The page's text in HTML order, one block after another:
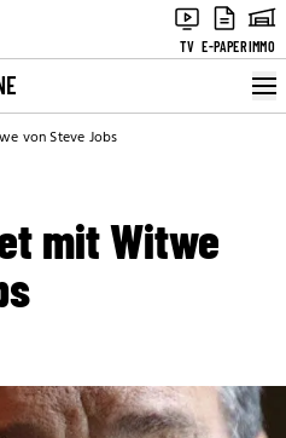
TV E-PAPERIMMO
von Steve Jobs
mit Witwe